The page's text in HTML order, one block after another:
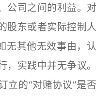
公司之间的利益。对
股东或者实际控制人
无其他无效事由，认
，实践中并无争议。
立的“对赌协议”是否